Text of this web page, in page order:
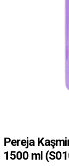
Pereja
1500 ml